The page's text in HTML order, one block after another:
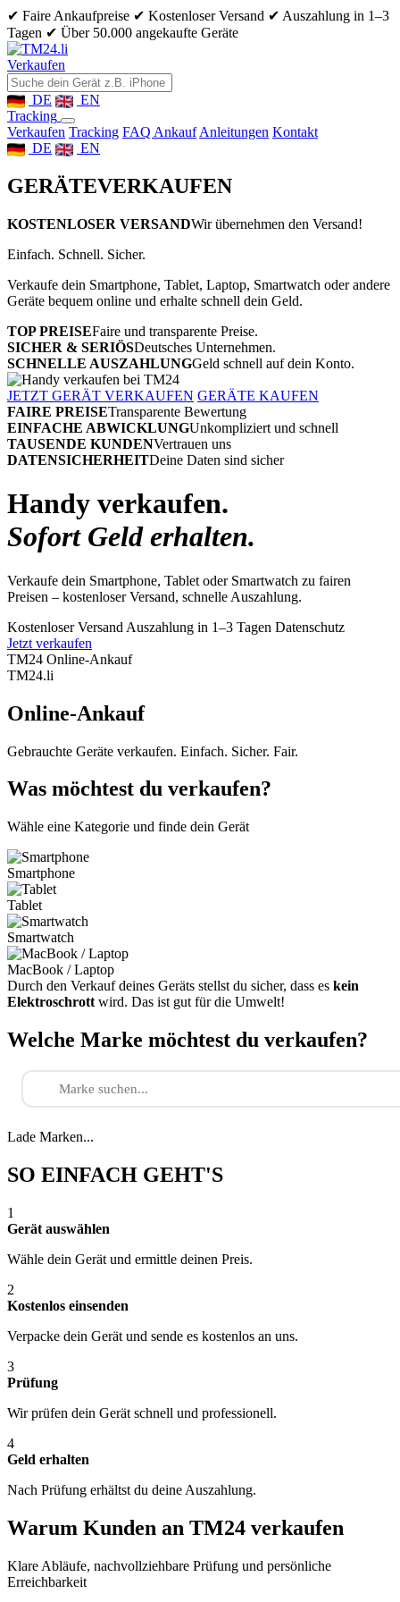
✔ Faire Ankaufpreise ✔ Kostenloser Versand ✔ Auszahlung in 1–3
Tagen ✔ Über 50.000 angekaufte Geräte
Verkaufen
DE
EN
Tracking
Verkaufen Tracking FAQ Ankauf Anleitungen Kontakt
DE
EN
GERÄTEVERKAUFEN
KOSTENLOSER VERSANDWir übernehmen den Versand!
Einfach. Schnell. Sicher.
Verkaufe dein Smartphone, Tablet, Laptop, Smartwatch oder andere
Geräte bequem online und erhalte schnell dein Geld.
TOP PREISEFaire und transparente Preise.
SICHER & SERIÖSDeutsches Unternehmen.
SCHNELLE AUSZAHLUNGGeld schnell auf dein Konto.
JETZT GERÄT VERKAUFEN GERÄTE KAUFEN
FAIRE PREISETransparente Bewertung
EINFACHE ABWICKLUNGUnkompliziert und schnell
TAUSENDE KUNDENVertrauen uns
DATENSICHERHEITDeine Daten sind sicher
Handy verkaufen.
Sofort Geld erhalten.
Verkaufe dein Smartphone, Tablet oder Smartwatch zu fairen
Preisen – kostenloser Versand, schnelle Auszahlung.
Kostenloser Versand Auszahlung in 1–3 Tagen Datenschutz
Jetzt verkaufen
TM24 Online-Ankauf
TM24.li
Online-Ankauf
Gebrauchte Geräte verkaufen. Einfach. Sicher. Fair.
Was möchtest du verkaufen?
Wähle eine Kategorie und finde dein Gerät
Smartphone
Tablet
Smartwatch
MacBook / Laptop
Durch den Verkauf deines Geräts stellst du sicher, dass es kein
Elektroschrott wird. Das ist gut für die Umwelt!
Welche Marke möchtest du verkaufen?
Lade Marken...
SO EINFACH GEHT'S
1
Gerät auswählen
Wähle dein Gerät und ermittle deinen Preis.
2
Kostenlos einsenden
Verpacke dein Gerät und sende es kostenlos an uns.
3
Prüfung
Wir prüfen dein Gerät schnell und professionell.
4
Geld erhalten
Nach Prüfung erhältst du deine Auszahlung.
Warum Kunden an TM24 verkaufen
Klare Abläufe, nachvollziehbare Prüfung und persönliche
Erreichbarkeit